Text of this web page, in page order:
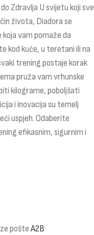
Zdravlja U svijetu koji sve
života, Diadora se
vam pomaže da
kod kuće, u teretani ili na
trening postaje korak
pruža vam vrhunske
kilograme, poboljšati
i inovacija su temelj
uspjeh. Odaberite
efikasnim, sigurnim i
pošte A2B